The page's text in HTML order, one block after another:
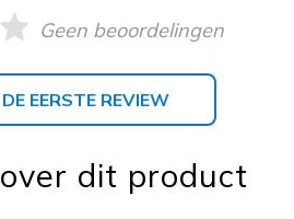
Geen beoordelingen
EERSTE REVIEW
dit product